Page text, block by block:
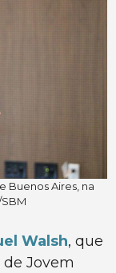
Buenos Aires, na
Walsh, que
Jovem